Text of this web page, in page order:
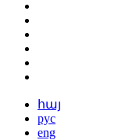
հայ
рус
eng